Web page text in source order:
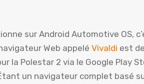
sur Android Automotive OS,
Web appelé Vivaldi est
la Polestar 2 via le Google Play
un navigateur complet basé